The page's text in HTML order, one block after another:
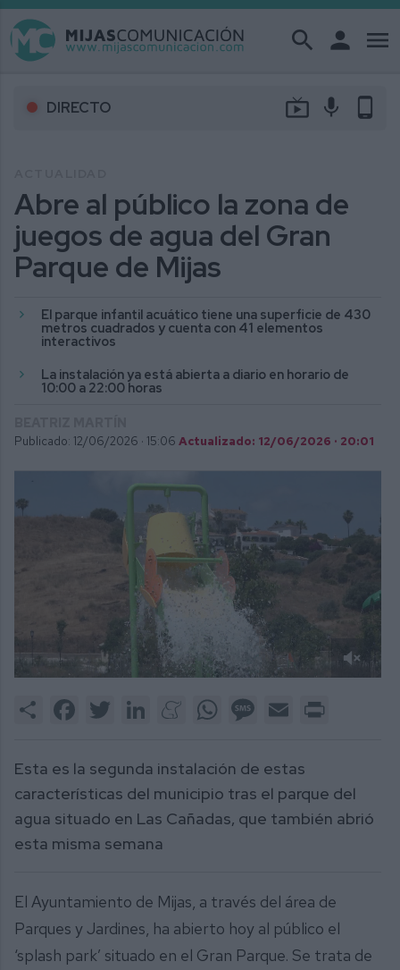
search person menu
DIRECTO live_tv mic phone_android
Abre al público la zona de
juegos de agua del Gran
Parque de Mijas
El parque infantil acuático tiene una superficie de 430
metros cuadrados y cuenta con 41 elementos
interactivos
La instalación ya está abierta a diario en horario de
10:00 a 22:00 horas
Publicado: 12/06/2026 · 15:06 Actualizado: 12/06/2026 · 20:01
1
Share FacebookTwitter LinkedInMeneameWhatsAppMessage
Email
Esta es la segunda instalación de estas
características del municipio tras el parque del
agua situado en Las Cañadas, que también abrió
esta misma semana
El Ayuntamiento de Mijas, a través del área de
Parques y Jardines, ha abierto hoy al público el
‘splash park’ situado en el Gran Parque. Se trata de